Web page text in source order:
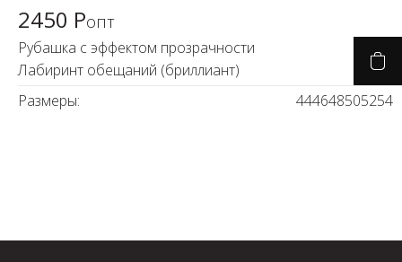
2450 Ропт
Рубашка с эффектом прозрачности
Лабиринт обещаний (бриллиант)
Размеры:
444648505254